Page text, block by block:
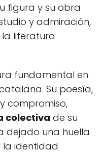
figura y su obra
y admiración,
literatura
fundamental en
Su poesía,
y compromiso,
colectiva de su
dejado una huella
identidad